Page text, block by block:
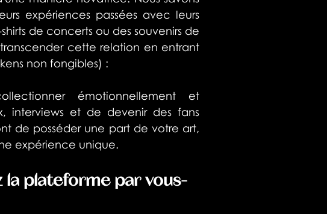
expériences passées avec leurs
de concerts ou des souvenirs de
cette relation en entrant
non fongibles) :
émotionnellement et
interviews et de devenir des fans
de posséder une part de votre art,
expérience unique.
la plateforme par vous-